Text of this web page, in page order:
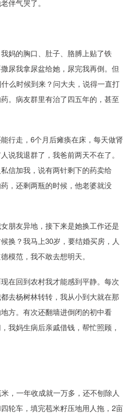
伴气哭了。
妈的胸口、肚子、胳膊上贴了铁
尿我拿尿盆给她，尿完我再倒。但
么时候到来？问大夫，说得一直打
。病友群里有治了四五年的，甚至
行走，6个月后瘫痪在床，每天做肾
说我退群了，我爸前两天不在了。
信加我，说有两针剩下的药卖给
，还剩两瓶的时候，他老婆就没
朋友异地，接下来是她换工作还是
换？我马上30岁，要结婚买房，人
模范，我不敢去想明天。
在回到农村我才能感到平静。每次
去杨树林转转，我从小到大就在那
方。有次还翻墙进倒闭的初中看
我妈生病后亲戚借钱，帮忙照顾，
，一年收成就一万多，还不刨除人
轮车，填完苞米籽压地用人拖，2亩